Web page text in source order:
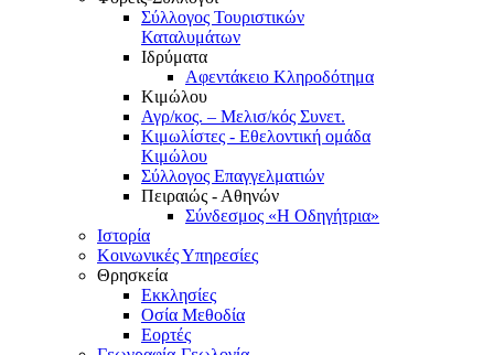
Σύλλογος Τουριστικών
Καταλυμάτων
Ιδρύματα
Αφεντάκειο Κληροδότημα
Κιμώλου
Αγρ/κος. – Μελισ/κός Συνετ.
Κιμωλίστες - Εθελοντική ομάδα
Κιμώλου
Σύλλογος Επαγγελματιών
Πειραιώς - Αθηνών
Σύνδεσμος «Η Οδηγήτρια»
Ιστορία
Κοινωνικές Υπηρεσίες
Θρησκεία
Εκκλησίες
Οσία Μεθοδία
Εορτές